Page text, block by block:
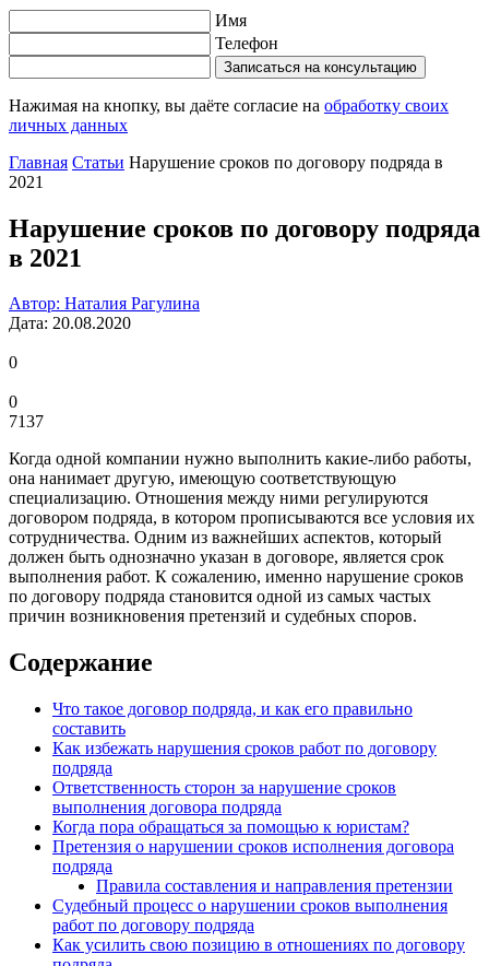
Имя
Телефон
Записаться на консультацию
Нажимая на кнопку, вы даёте согласие на обработку своих
личных данных
Главная Статьи Нарушение сроков по договору подряда в
2021
Нарушение сроков по договору подряда
в 2021
Автор: Наталия Рагулина
Дата: 20.08.2020
0
0
7137
Когда одной компании нужно выполнить какие-либо работы,
она нанимает другую, имеющую соответствующую
специализацию. Отношения между ними регулируются
договором подряда, в котором прописываются все условия их
сотрудничества. Одним из важнейших аспектов, который
должен быть однозначно указан в договоре, является срок
выполнения работ. К сожалению, именно нарушение сроков
по договору подряда становится одной из самых частых
причин возникновения претензий и судебных споров.
Содержание
Что такое договор подряда, и как его правильно
составить
Как избежать нарушения сроков работ по договору
подряда
Ответственность сторон за нарушение сроков
выполнения договора подряда
Когда пора обращаться за помощью к юристам?
Претензия о нарушении сроков исполнения договора
подряда
Правила составления и направления претензии
Судебный процесс о нарушении сроков выполнения
работ по договору подряда
Как усилить свою позицию в отношениях по договору